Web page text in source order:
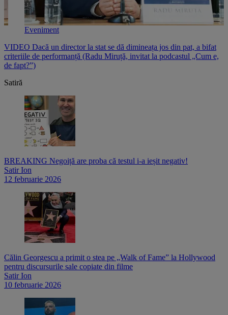
Eveniment
VIDEO Dacă un director la stat se dă dimineața jos din pat, a bifat
criteriile de performanță (Radu Miruță, invitat la podcastul „Cum e,
de fapt?”)
Satiră
BREAKING Negoiță are proba că testul i-a ieșit negativ!
Satir Ion
12 februarie 2026
Călin Georgescu a primit o stea pe „Walk of Fame” la Hollywood
pentru discursurile sale copiate din filme
Satir Ion
10 februarie 2026